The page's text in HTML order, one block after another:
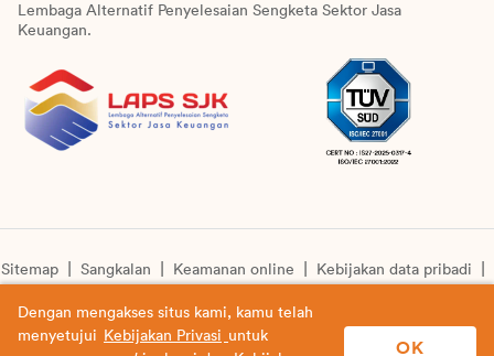
Lembaga Alternatif Penyelesaian Sengketa Sektor Jasa
Keuangan.
Sitemap Sangkalan Keamanan online
Kebijakan data pribadi
© Copyright 2026 PT FWD Insurance Indonesia. All rights
Dengan mengakses situs kami, kamu telah
menyetujui
Kebijakan Privasi untuk
OK